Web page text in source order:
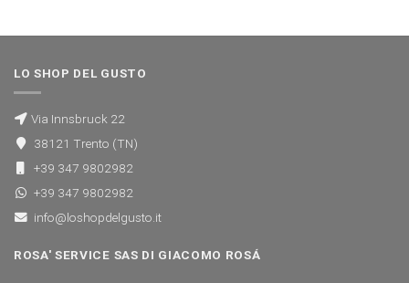
LO SHOP DEL GUSTO
Via Innsbruck 22
38121 Trento (TN)
+39 347 9802982
+39 347 9802982
info@loshopdelgusto.it
ROSA' SERVICE SAS DI GIACOMO ROSÁ